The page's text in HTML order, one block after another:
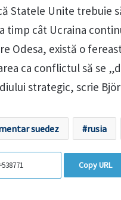
Statele Unite trebuie
timp cât Ucraina
Odesa, există o
ca conflictul să se
strategic, scrie
suedez rusia
Copy URL